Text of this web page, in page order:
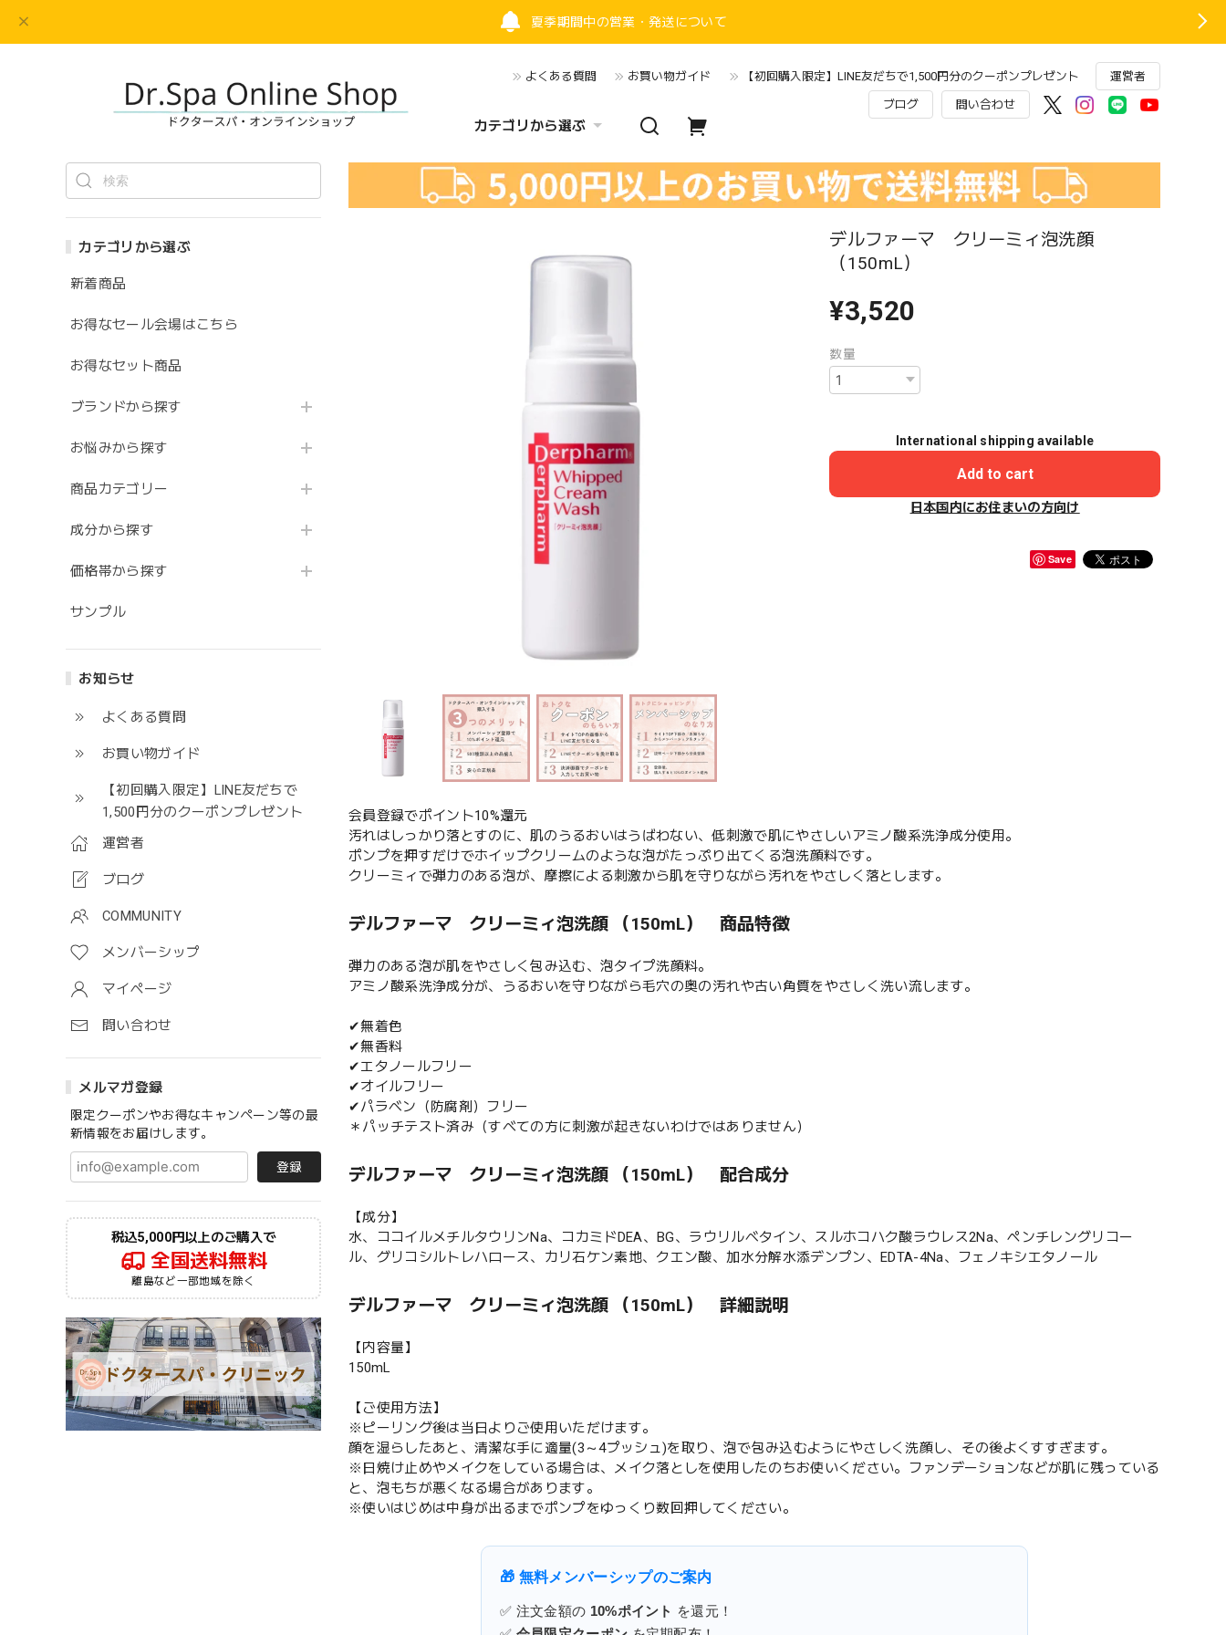
夏季期間中の営業・発送について
よくある質問 お買い物ガイド 【初回購入限定】LINE友だちで1,500円分のクーポンプレゼント 運営者
ブログ 問い合わせ
カテゴリから選ぶ
カテゴリから選ぶ
新着商品
お得なセール会場はこちら
お得なセット商品
ブランドから探す
お悩みから探す
商品カテゴリー
成分から探す
価格帯から探す
サンプル
お知らせ
よくある質問
お買い物ガイド
【初回購入限定】LINE友だちで
1,500円分のクーポンプレゼント
運営者
ブログ
COMMUNITY
メンバーシップ
マイページ
問い合わせ
メルマガ登録
限定クーポンやお得なキャンペーン等の最
新情報をお届けします。
登録
税込5,000円以上のご購入で
全国送料無料
離島など一部地域を除く
デルファーマ クリーミィ泡洗顔
（150mL）
¥3,520
数量
International shipping available
Add to cart
日本国内にお住まいの方向け
Save
会員登録でポイント10%還元
汚れはしっかり落とすのに、肌のうるおいはうばわない、低刺激で肌にやさしいアミノ酸系洗浄成分使用。
ポンプを押すだけでホイップクリームのような泡がたっぷり出てくる泡洗顔料です。
クリーミィで弾力のある泡が、摩擦による刺激から肌を守りながら汚れをやさしく落とします。
デルファーマ クリーミィ泡洗顔 （150mL） 商品特徴
弾力のある泡が肌をやさしく包み込む、泡タイプ洗顔料。
アミノ酸系洗浄成分が、うるおいを守りながら毛穴の奥の汚れや古い角質をやさしく洗い流します。
✔無着色
✔無香料
✔エタノールフリー
✔オイルフリー
✔パラベン（防腐剤）フリー
＊パッチテスト済み（すべての方に刺激が起きないわけではありません）
デルファーマ クリーミィ泡洗顔 （150mL） 配合成分
【成分】
水、ココイルメチルタウリンNa、コカミドDEA、BG、ラウリルベタイン、スルホコハク酸ラウレス2Na、ペンチレングリコー
ル、グリコシルトレハロース、カリ石ケン素地、クエン酸、加水分解水添デンプン、EDTA-4Na、フェノキシエタノール
デルファーマ クリーミィ泡洗顔 （150mL） 詳細説明
【内容量】
150mL
【ご使用方法】
※ピーリング後は当日よりご使用いただけます。
顔を湿らしたあと、清潔な手に適量(3～4プッシュ)を取り、泡で包み込むようにやさしく洗顔し、その後よくすすぎます。
※日焼け止めやメイクをしている場合は、メイク落としを使用したのちお使いください。ファンデーションなどが肌に残っている
と、泡もちが悪くなる場合があります。
※使いはじめは中身が出るまでポンプをゆっくり数回押してください。
🎁 無料メンバーシップのご案内
✅ 注文金額の 10%ポイント
を還元！